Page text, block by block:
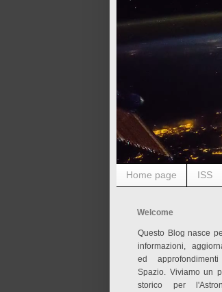
Home page ISS
Welcome
Questo Blog nasce
informazioni,
ed
Spazio. Viviamo un
storico per